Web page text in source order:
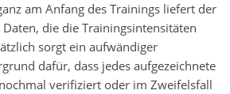
am Anfang des Trainings liefert der
die die Trainingsintensitäten
sorgt ein aufwändiger
dafür, dass jedes aufgezeichnete
verifiziert oder im Zweifelsfall